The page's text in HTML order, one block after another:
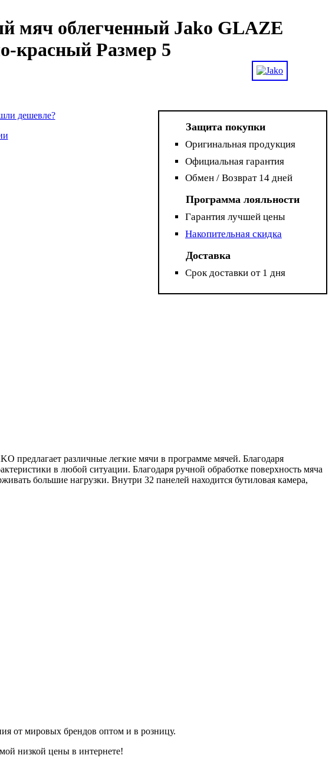
мяч облегченный Jako GLAZE
красный Размер 5
дешевле?
Защита покупки
Оригинальная продукция
Официальная гарантия
Обмен / Возврат 14 дней
Программа лояльности
Гарантия лучшей цены
Накопительная скидка
Доставка
Срок доставки от 1 дня
различные легкие мячи в программе мячей. Благодаря
в любой ситуации. Благодаря ручной обработке поверхность мяча
большие нагрузки. Внутри 32 панелей находится бутиловая камера,
от мировых брендов оптом и в розницу.
низкой цены в интернете!